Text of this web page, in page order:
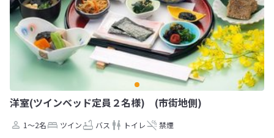
洋室(ツインベッド定員２名様) (市街地側)
1～2名 ツイン バス トイレ 禁煙